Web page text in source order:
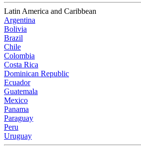
Latin America and Caribbean
Argentina
Bolivia
Brazil
Chile
Colombia
Costa Rica
Dominican Republic
Ecuador
Guatemala
Mexico
Panama
Paraguay
Peru
Uruguay